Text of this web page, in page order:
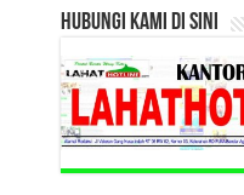
HUBUNGI KAMI DI SINI